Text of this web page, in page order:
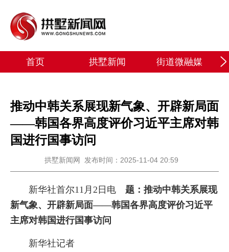
首页 拱墅新闻 街道微融媒
推动中韩关系展现新气象、开辟新局面
——韩国各界高度评价习近平主席对韩
国进行国事访问
拱墅新闻网 发布时间：2025-11-04 20:59
新华社首尔11月2日电 题：推动中韩关系展现
新气象、开辟新局面——韩国各界高度评价习近平
主席对韩国进行国事访问
新华社记者